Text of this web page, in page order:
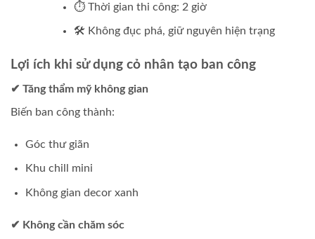
⏱ Thời gian thi công: 2 giờ
🛠 Không đục phá, giữ nguyên hiện trạng
Lợi ích khi sử dụng cỏ nhân tạo ban công
✔ Tăng thẩm mỹ không gian
Biến ban công thành:
Góc thư giãn
Khu chill mini
Không gian decor xanh
✔ Không cần chăm sóc